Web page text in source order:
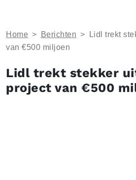
Home > Berichten >
Lidl trekt
van €500 miljoen
Lidl trekt stekker
project van €500